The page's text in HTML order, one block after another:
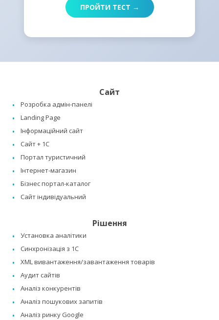
ПРОЙТИ ТЕСТ →
Сайт
Розробка адмін-панелі
Landing Page
Інформаційний сайт
Сайт + 1C
Портал туристичний
Інтернет-магазин
Бізнес портал-каталог
Сайт індивідуальний
Рішення
Установка аналітики
Синхронізація з 1C
XML вивантаження/завантаження товарів
Аудит сайтів
Аналіз конкурентів
Аналіз пошукових запитів
Аналіз ринку Google